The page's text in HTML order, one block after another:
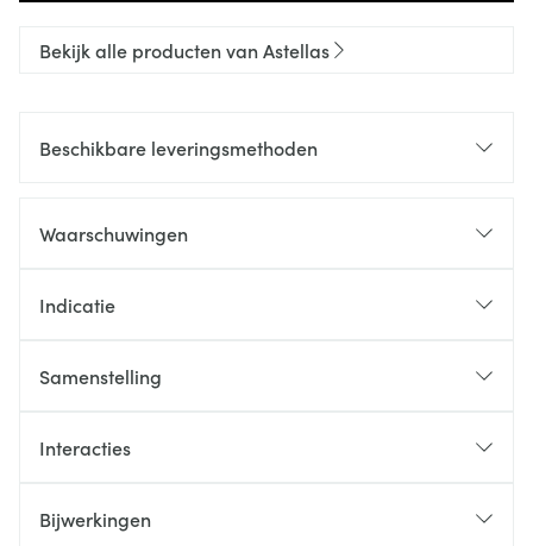
Bekijk alle producten van Astellas
Beschikbare leveringsmethoden
Waarschuwingen
Indicatie
Samenstelling
Interacties
Bijwerkingen